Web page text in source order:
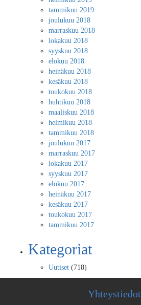
tammikuu 2019
joulukuu 2018
marraskuu 2018
lokakuu 2018
syyskuu 2018
elokuu 2018
heinäkuu 2018
kesäkuu 2018
toukokuu 2018
huhtikuu 2018
maaliskuu 2018
helmikuu 2018
tammikuu 2018
joulukuu 2017
marraskuu 2017
lokakuu 2017
syyskuu 2017
elokuu 2017
heinäkuu 2017
kesäkuu 2017
toukokuu 2017
tammikuu 2017
Kategoriat
Uutiset (718)
Yhteystiedot